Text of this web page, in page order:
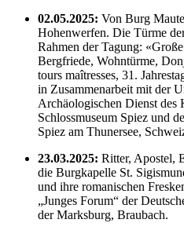
02.05.2025: Von Burg
Hohenwerfen. Die Türme
Rahmen der Tagung:
Bergfriede, Wohntürme,
tours maîtresses, 31.
in Zusammenarbeit mit der
Archäologischen Dienst des
Schlossmuseum Spiez und
Spiez am Thunersee,
23.03.2025: Ritter, Apostel,
die Burgkapelle St.
und ihre romanischen
„Junges Forum“ der
der Marksburg, Braubach.